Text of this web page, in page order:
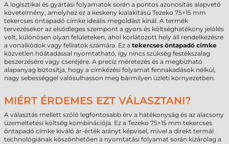
A logisztikai és gyártási folyamatok során a pontos azonosítás alapvető
követelmény, amelyhez ez a keskeny kialakítású Tezeko 75×15 mm
tekercses öntapadó címke ideális megoldást kínál. A termék
tervezésekor az elsődleges szempont a gyors és költséghatékony jelölés
volt, különösen olyan felületeken, ahol korlátozott hely áll rendelkezésre
a vonalkódok vagy feliratok számára. Ez a tekercses öntapadó címke
közvetlen hőátadással nyomtatható, így nincs szükség festékszalag
beszerzésére vagy cseréjére. A precíz méretezés és a megbízható
alapanyag biztosítja, hogy a címkézési folyamat fennakadások nélkül,
nagy sebességgel valósulhasson meg bármilyen üzleti környezetben.
MIÉRT ÉRDEMES EZT VÁLASZTANI?
A választás mellett szóló legfontosabb érv a hatékonyság és az alacsony
üzemeltetési költség kombinációja. Ez a Tezeko 75×15 mm tekercses
öntapadó címke kiváló ár-érték arányt képvisel, mivel a direkt termál
technológiának köszönhetően a nyomtatási folyamat során kizárólag a